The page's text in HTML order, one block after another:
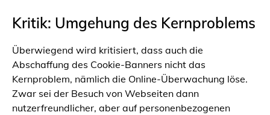
Kritik: Umgehung des Kernproblems
Überwiegend wird kritisiert, dass auch die
Abschaffung des Cookie-Banners nicht das
Kernproblem, nämlich die Online-Überwachung löse.
Zwar sei der Besuch von Webseiten dann
nutzerfreundlicher, aber auf personenbezogenen